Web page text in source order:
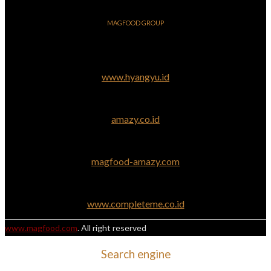
MAGFOOD GROUP
www.hyangyu.id
amazy.co.id
magfood-amazy.com
www.completeme.co.id
www.magfood.com. All right reserved
Search engine